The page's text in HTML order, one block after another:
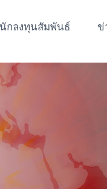
นักลงทุนสัมพันธ์ ข่